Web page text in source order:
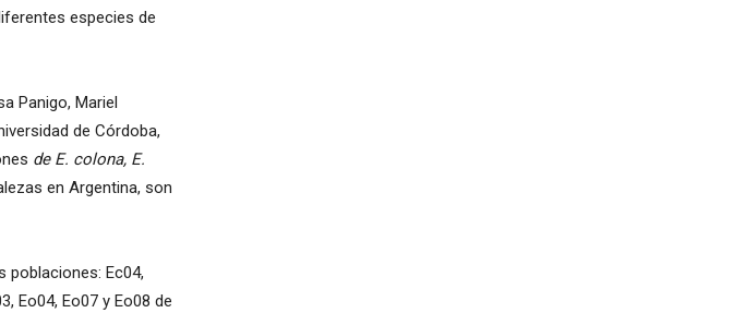
especies de
Panigo, Mariel
de Córdoba,
de E. colona, E.
en Argentina, son
poblaciones: Ec04,
Eo04, Eo07 y Eo08 de